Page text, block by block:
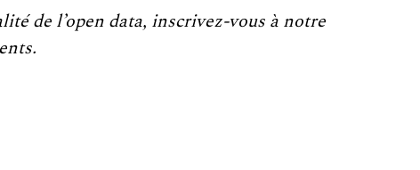
de l’open data, inscrivez-vous à notre